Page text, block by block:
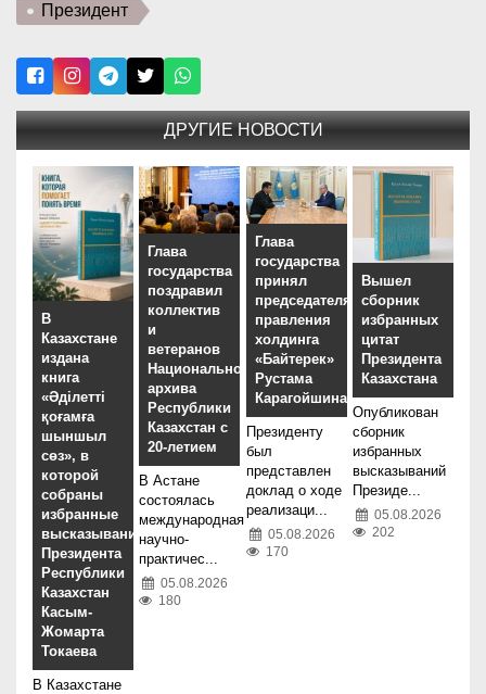
Президент
ДРУГИЕ НОВОСТИ
В
Казахстане
издана
книга
«Әділетті
қоғамға
шыншыл
сөз», в
которой
собраны
избранные
высказывания
Президента
Республики
Казахстан
Касым-
Жомарта
Токаева
В Казахстане
Глава
государства
поздравил
коллектив
и
ветеранов
Национального
архива
Республики
Казахстан с
20-летием
В Астане
состоялась
международная
научно-
практичес...
05.08.2026
180
Глава
государства
принял
председателя
правления
холдинга
«Байтерек»
Рустама
Карагойшина
Президенту
был
представлен
доклад о ходе
реализаци...
05.08.2026
170
Вышел
сборник
избранных
цитат
Президента
Казахстана
Опубликован
сборник
избранных
высказываний
Президе...
05.08.2026
202